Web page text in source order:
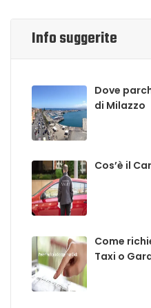
Info suggerite
Dove
di Milazzo
Cos’è il
Come
Taxi o